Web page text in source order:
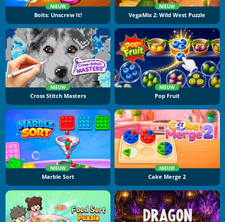
NIEUW
Bolts: Unscrew It!
NIEUW
VegaMix 2: Wild West Puzzle
NIEUW
Cross Stitch Masters
NIEUW
Pop Fruit
NIEUW
Marble Sort
NIEUW
Cake Merge 2